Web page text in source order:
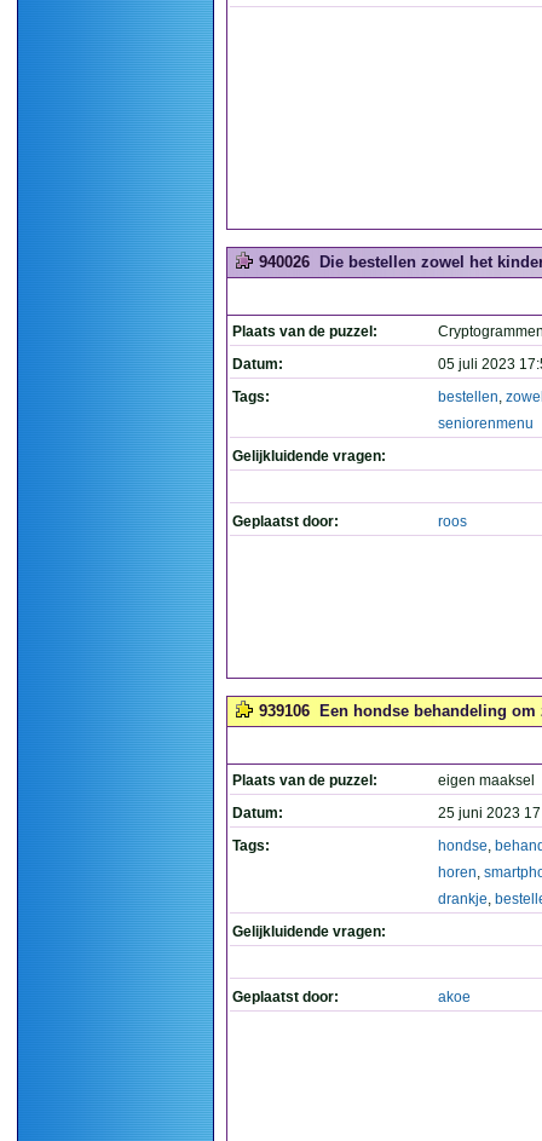
940026 Die bestellen zowel het
Plaats van de puzzel:
Datum:
05 juli 2023
Tags:
bestellen,
seniorenmenu
Gelijkluidende vragen:
Geplaatst door: roos
939106 Een hondse behandeling
Plaats van de puzzel:
eigen maaksel
Datum:
25 juni 2023
Tags:
hondse,
horen,
drankje,
Gelijkluidende vragen:
Geplaatst door: akoe